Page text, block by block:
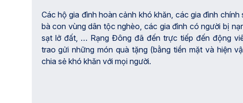
Các hộ gia đình hoàn cảnh khó khăn, các gia đình chính
bà con vùng dân tộc nghèo, các gia đình có người bị
sạt lở đất, … Rạng Đông đã đến trực tiếp đến động
trao gửi những món quà tặng (bằng tiền mặt và hiện
chia sẻ khó khăn với mọi người.